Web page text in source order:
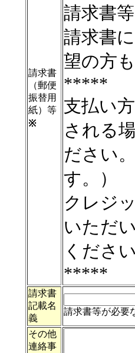
請求書
（郵便
振替用
紙）等
※
請求書
請求書
望の方
*****
支払い
される
ださい
す。）
クレジ
いただ
ください
*****
請求書
記載名
義
請求書等が必要
その他
連絡事